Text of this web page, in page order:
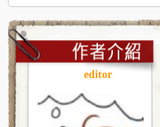
editor